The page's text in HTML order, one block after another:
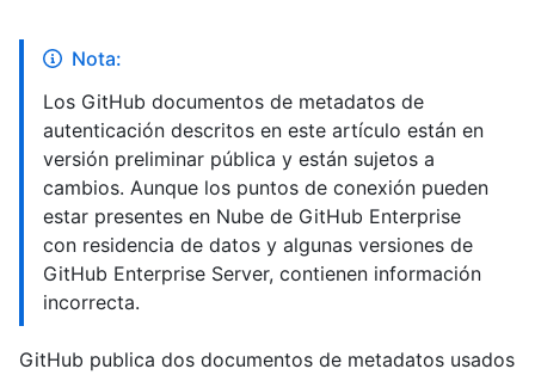
Nota:
Los GitHub documentos de metadatos de
autenticación descritos en este artículo están en
versión preliminar pública y están sujetos a
cambios. Aunque los puntos de conexión pueden
estar presentes en Nube de GitHub Enterprise
con residencia de datos y algunas versiones de
GitHub Enterprise Server, contienen información
incorrecta.
GitHub publica dos documentos de metadatos usados